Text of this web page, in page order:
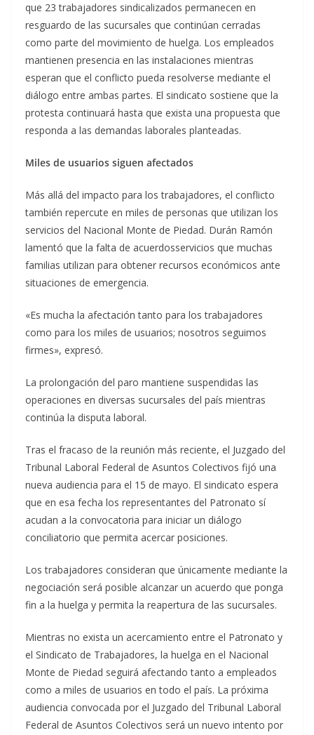
que 23 trabajadores sindicalizados permanecen en
resguardo de las sucursales que continúan cerradas
como parte del movimiento de huelga. Los empleados
mantienen presencia en las instalaciones mientras
esperan que el conflicto pueda resolverse mediante el
diálogo entre ambas partes. El sindicato sostiene que la
protesta continuará hasta que exista una propuesta que
responda a las demandas laborales planteadas.
Miles de usuarios siguen afectados
Más allá del impacto para los trabajadores, el conflicto
también repercute en miles de personas que utilizan los
servicios del Nacional Monte de Piedad. Durán Ramón
lamentó que la falta de acuerdosservicios que muchas
familias utilizan para obtener recursos económicos ante
situaciones de emergencia.
«Es mucha la afectación tanto para los trabajadores
como para los miles de usuarios; nosotros seguimos
firmes», expresó.
La prolongación del paro mantiene suspendidas las
operaciones en diversas sucursales del país mientras
continúa la disputa laboral.
Tras el fracaso de la reunión más reciente, el Juzgado del
Tribunal Laboral Federal de Asuntos Colectivos fijó una
nueva audiencia para el 15 de mayo. El sindicato espera
que en esa fecha los representantes del Patronato sí
acudan a la convocatoria para iniciar un diálogo
conciliatorio que permita acercar posiciones.
Los trabajadores consideran que únicamente mediante la
negociación será posible alcanzar un acuerdo que ponga
fin a la huelga y permita la reapertura de las sucursales.
Mientras no exista un acercamiento entre el Patronato y
el Sindicato de Trabajadores, la huelga en el Nacional
Monte de Piedad seguirá afectando tanto a empleados
como a miles de usuarios en todo el país. La próxima
audiencia convocada por el Juzgado del Tribunal Laboral
Federal de Asuntos Colectivos será un nuevo intento por